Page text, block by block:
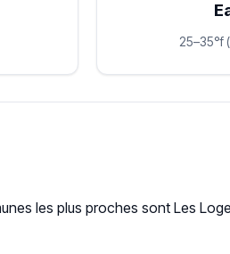
25–35°f
les plus proches sont Les